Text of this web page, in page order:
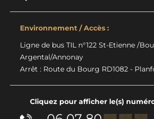
Environnement / Accès :
Ligne de bus TIL n°122 St-Etienne /
Argental/Annonay
Arrêt : Route du Bourg RD1082 -
Cliquez pour afficher le(s)